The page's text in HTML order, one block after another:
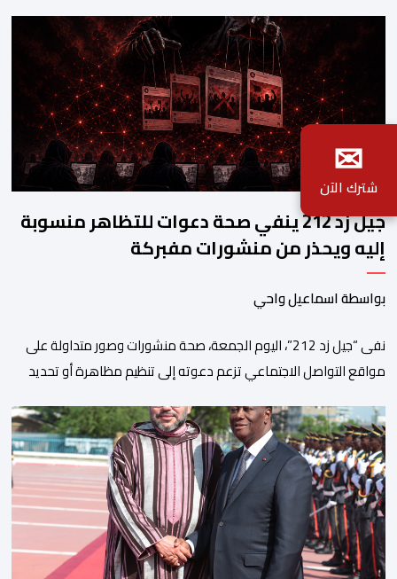
جيل زد 212 ينفي صحة دعوات للتظاهر منسوبة
إليه ويحذر من منشورات مفبركة
بواسطة اسماعيل واحي
نفى “جيل زد 212”، اليوم الجمعة، صحة منشورات وصور متداولة على
مواقع التواصل الاجتماعي تزعم دعوته إلى تنظيم مظاهرة أو تحديد
القنوات الرسمية للمجموعة. وقال “جيل زد 212”، في بلاغ توضيحي، إنه
لم يصدر عن إدارته أو عن السيرفر الرسمي أي إعلان أو تنسيق […]
✉
شترك الآن